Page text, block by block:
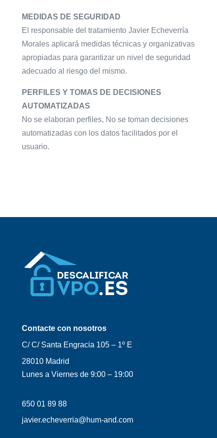
MEDIDAS DE SEGURIDAD
El responsable del tratamiento Javier Echeverría
Morales aplicará medidas técnicas y organizativas
apropiadas para garantizar un nivel de seguridad
adecuado al riesgo del mismo.
PERFILES Y TOMAS DE DECISIONES
AUTOMATIZADAS
No se elaboran perfiles, No se toman decisiones
automatizadas con los datos facilitados por el
usuario.
Contacte con nosotros
C/ C/ Santa Engracia 105 – 1º E
28010 Madrid
Lunes a Viernes de 9:00 – 19:00
650 01 89 88
javier.echeverria@hum-and.com